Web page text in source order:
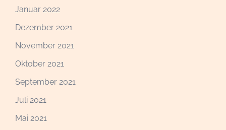
Januar 2022
Dezember 2021
November 2021
Oktober 2021
September 2021
Juli 2021
Mai 2021